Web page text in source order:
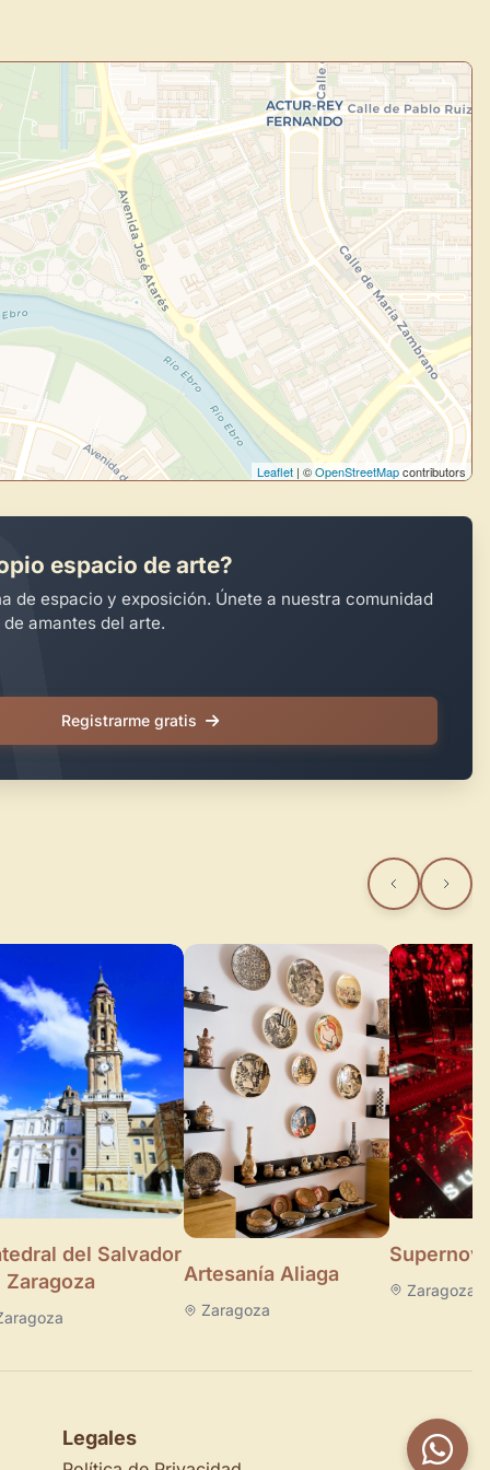
Leaflet | ©OpenStreetMapcontributors
espacio de arte?
de espacio y exposición. Únete a nuestra comunidad
amantes del arte.
Registrarme gratis
del Salvador
Zaragoza
Artesanía Aliaga
Zaragoza
Zaragoza
Legales